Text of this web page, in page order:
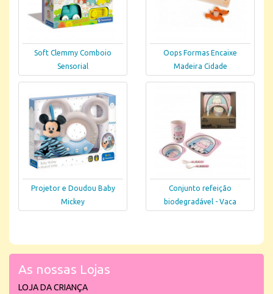
Soft Clemmy Comboio
Sensorial
Oops Formas Encaixe
Madeira Cidade
Projetor e Doudou Baby
Mickey
Conjunto refeição
biodegradável - Vaca
As nossas Lojas
LOJA DA CRIANÇA